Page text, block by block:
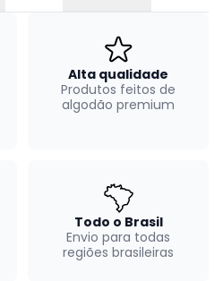
Alta qualidade
Produtos feitos de
algodão premium
Todo o Brasil
Envio para todas
regiões brasileiras